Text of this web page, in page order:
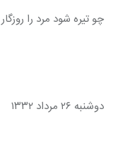
چو تیره شود مرد را
دوشنبه ۲۶ مرداد ۱۳۳۲